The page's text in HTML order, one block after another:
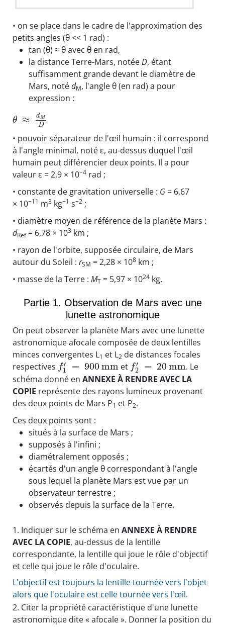
• on se place dans le cadre de l'approximation des
petits angles (θ << 1 rad) :
tan (θ) ≈ θ avec θ en rad,
la distance Terre-Mars, notéeD, étant
suffisamment grande devant le diamètre de
Mars, notédM, l'angle θ (en rad) a pour
expression :
θ ≈ dM
D
• pouvoir séparateur de l'œil humain : il correspond
à l'angle minimal, noté ε, au-dessus duquel l'œil
humain peut différencier deux points. Il a pour
valeur ε = 2,9 × 10−4 rad ;
• constante de gravitation universelle : G = 6,67
× 10−11 m3 kg−1 s−2 ;
• diamètre moyen de référence de la planète Mars :
dRef= 6,78 × 103 km ;
• rayon de l'orbite, supposée circulaire, de Mars
autour du Soleil : rSM = 2,28 × 108 km ;
• masse de la Terre : MT = 5,97 × 1024 kg.
Partie 1. Observation de Mars avec une
lunette astronomique
On peut observer la planète Mars avec une lunette
astronomique afocale composée de deux lentilles
minces convergentes L1 et L2 de distances focales
respectives f′
1 = 900 mm et f′
2 = 20 mm. Le
schéma donné en ANNEXE À RENDRE AVEC LA
COPIE représente des rayons lumineux provenant
des deux points de Mars P1 et P2.
Ces deux points sont :
situés à la surface de Mars ;
supposés à l'infini ;
diamétralement opposés ;
écartés d'un angle θ correspondant à l'angle
sous lequel la planète Mars est vue par un
observateur terrestre ;
observés depuis la surface de la Terre.
1. Indiquer sur le schéma en ANNEXE À RENDRE
AVEC LA COPIE, au-dessus de la lentille
correspondante, la lentille qui joue le rôle d'objectif
et celle qui joue le rôle d'oculaire.
L'objectif est toujours la lentille tournée vers l'objet
alors que l'oculaire est celle tournée vers l'œil.
2. Citer la propriété caractéristique d'une lunette
astronomique dite « afocale ». Donner la position du